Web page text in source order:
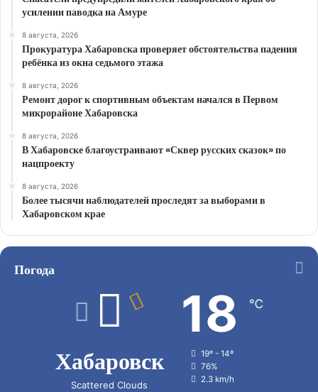
усилении паводка на Амуре
8 августа, 2026
Прокуратура Хабаровска проверяет обстоятельства падения
ребёнка из окна седьмого этажа
8 августа, 2026
Ремонт дорог к спортивным объектам начался в Первом
микрорайоне Хабаровска
8 августа, 2026
В Хабаровске благоустраивают «Сквер русских сказок» по
нацпроекту
8 августа, 2026
Более тысячи наблюдателей проследят за выборами в
Хабаровском крае
Погода
Хабаровск
Scattered Clouds
18 ℃
19º - 14º
76%
2.3 km/h